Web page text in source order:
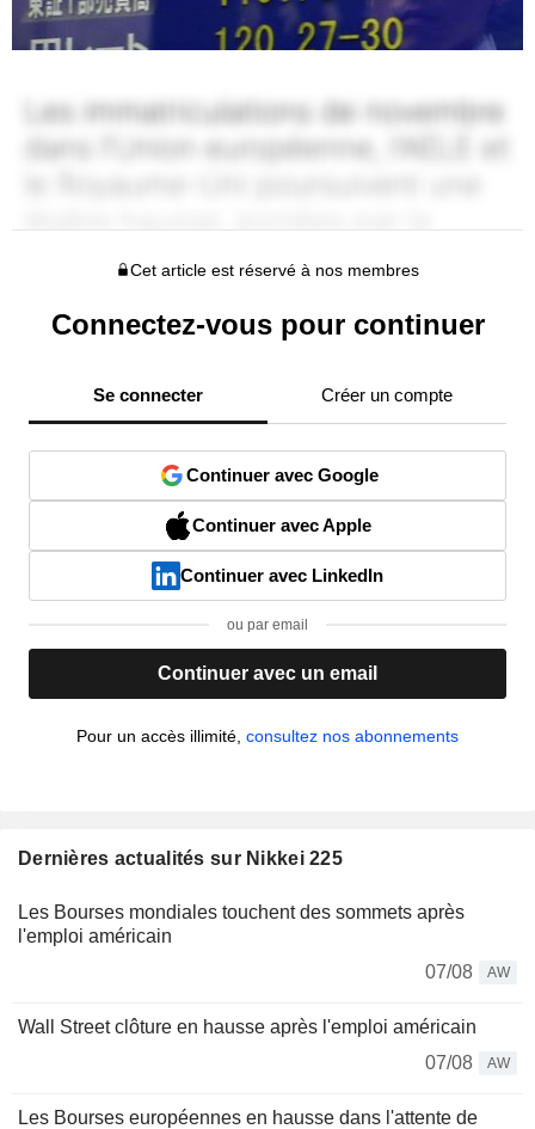
Cet article est réservé à nos membres
Connectez-vous pour continuer
Se connecter Créer un compte
Continuer avec Google
Continuer avec Apple
Continuer avec LinkedIn
ou par email
Continuer avec un email
Pour un accès illimité, consultez nos abonnements
Dernières actualités sur Nikkei 225
Les Bourses mondiales touchent des sommets après
l'emploi américain
07/08
AW
Wall Street clôture en hausse après l'emploi américain
07/08
AW
Les Bourses européennes en hausse dans l'attente de